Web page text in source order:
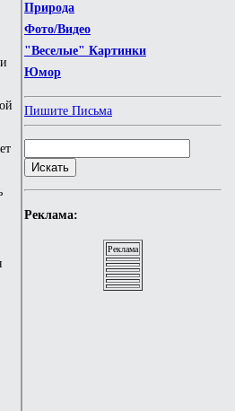
Природа
Фото/Видео
"Веселые" Картинки
Юмор
Пишите Письма
Реклама:
Реклама